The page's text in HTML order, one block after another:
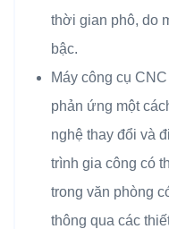
thời gian phô, do
bậc.
Máy công cụ
phản ứng một
nghệ thay đổi và
trình gia công có
trong văn phòng
thông qua các